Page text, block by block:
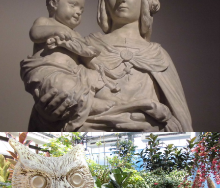
VEGETAPSY 2018年9月21日